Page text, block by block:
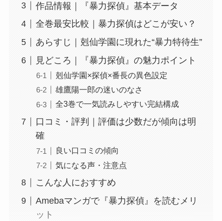
作品情報｜『暴力探偵』基本データ
全巻最安比較｜暴力探偵はどこが安い？
あらすじ｜剋仙学園に現れた“暴力特待生”
見どころ｜『暴力探偵』の魅力ポイント
剋仙学園×探偵×番長の異色設定
雄鷹陽一郎の迷いのなさ
全3巻で一気読みしやすい完結構成
口コミ・評判｜評価は少数だが傾向は明
確
良い口コミの傾向
気になる声・注意点
こんな人におすすめ
Amebaマンガで『暴力探偵』を読むメリ
ット